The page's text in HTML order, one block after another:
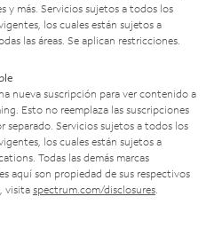
y más. Servicios sujetos a todos los
los cuales están sujetos a
las áreas. Se aplican restricciones.
nueva suscripción para ver contenido a
Esto no reemplaza las suscripciones
separado. Servicios sujetos a todos los
los cuales están sujetos a
Todas las demás marcas
aquí son propiedad de sus respectivos
visita spectrum.com/disclosures